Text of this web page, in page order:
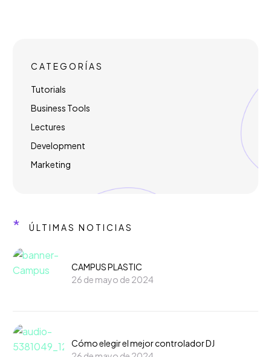
CATEGORÍAS
Tutorials
Business Tools
Lectures
Development
Marketing
* ÚLTIMAS NOTICIAS
CAMPUS PLASTIC
26 de mayo de 2024
Cómo elegir el mejor controlador DJ
26 de mayo de 2024